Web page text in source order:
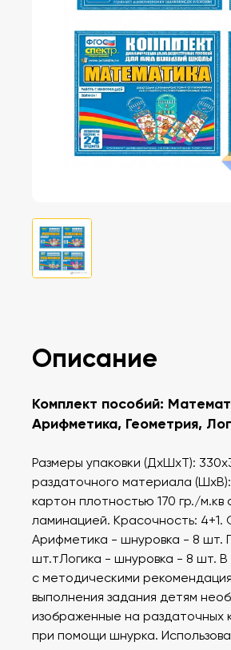
Описание
Комплект пособий:
Арифметика, Геометрия,
Размеры упаковки (ДхШхТ):
раздаточного материала
картон плотностью 170 гр./
ламинацией. Красочность:
Арифметика - шнуровка - 8 шт.
шт.тЛогика - шнуровка - 8 шт.
с методическими
выполнения задания детям
изображенные на раздаточных
при помощи шнурка.